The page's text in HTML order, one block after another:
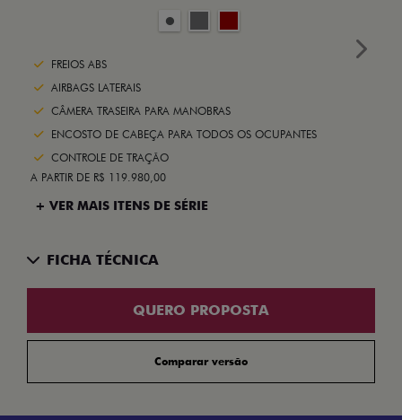
FREIOS ABS
AIRBAGS LATERAIS
CÂMERA TRASEIRA PARA MANOBRAS
ENCOSTO DE CABEÇA PARA TODOS OS OCUPANTES
CONTROLE DE TRAÇÃO
A PARTIR DE R$ 119.980,00
+ VER MAIS ITENS DE SÉRIE
FICHA TÉCNICA
QUERO PROPOSTA
Comparar versão
Next